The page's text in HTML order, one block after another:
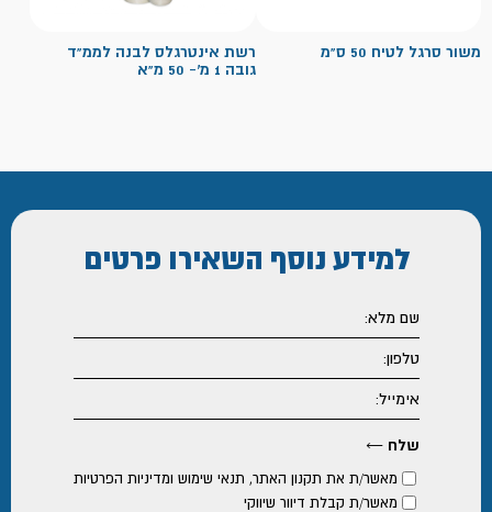
משור סרגל לטיח 50 ס"מ
רשת אינטרגלס לבנה לממ"ד
גובה 1 מ'- 50 מ"א
למידע נוסף השאירו פרטים
מאשר/ת את תקנון האתר, תנאי שימוש ומדיניות הפרטיות
מאשר/ת קבלת דיוור שיווקי